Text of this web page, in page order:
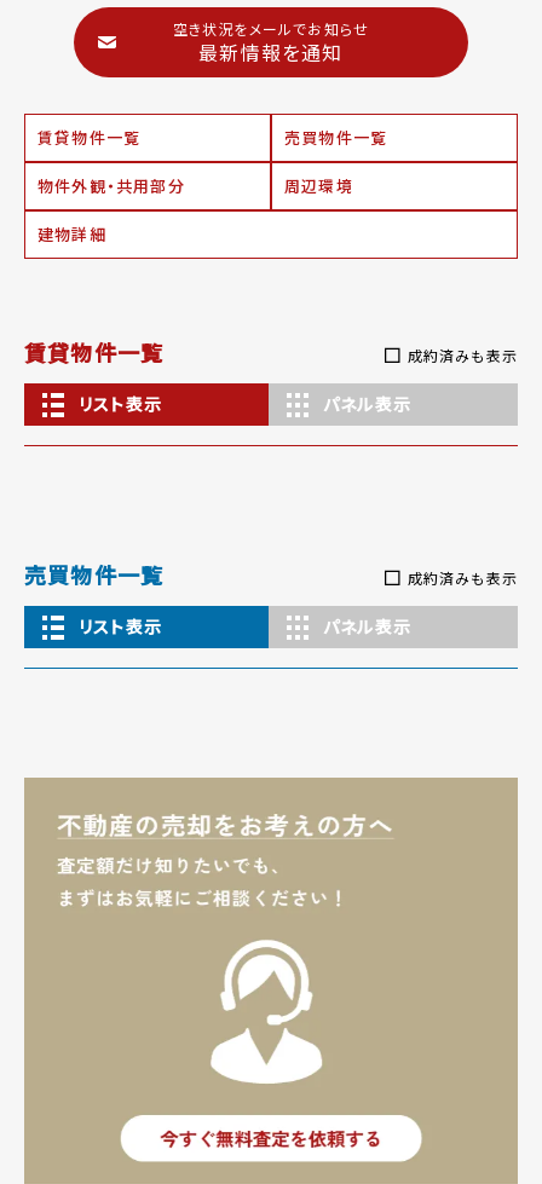
空き状況をメールでお知らせ
最新情報を通知
賃貸物件一覧 売買物件一覧
物件外観・共用部分 周辺環境
建物詳細
賃貸物件一覧 成約済みも表示
リスト表示 パネル表示
売買物件一覧 成約済みも表示
リスト表示 パネル表示